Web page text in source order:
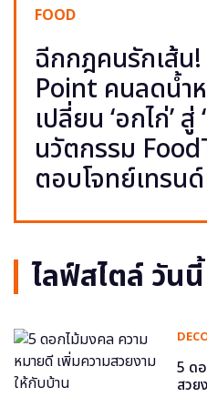
FOOD
ฉีกกฎคนรักเส้น
Point คนลดน้ำห
เปลี่ยน ‘อกไก่’ สู่
นวัตกรรม
ตอบโจทย์เทรน
ไลฟ์สไตล์ วันนี้
5 ด
สวย